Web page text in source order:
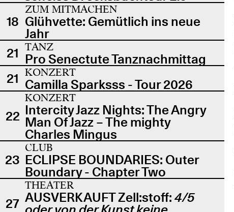
18
ZUM MITMACHEN
Glühvette: Gemütlich ins neue
Jahr
21 TANZ
Pro Senectute Tanznachmittag
21 KONZERT
Camilla Sparksss - Tour 2026
22
KONZERT
Intercity Jazz Nights: The Angry
Man Of Jazz – The mighty
Charles Mingus
23
CLUB
ECLIPSE BOUNDARIES: Outer
Boundary - Chapter Two
27
THEATER
AUSVERKAUFT Zell:stoff: 4/5